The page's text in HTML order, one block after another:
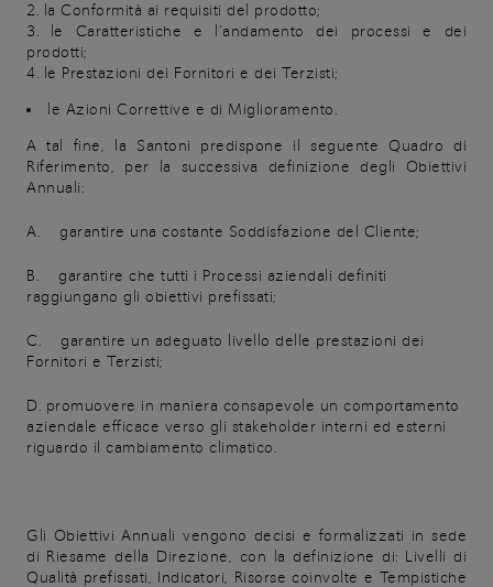
la Conformità ai requisiti del prodotto;
le Caratteristiche e l’andamento dei processi e dei
prodotti;
le Prestazioni dei Fornitori e dei Terzisti;
le Azioni Correttive e di Miglioramento.
A tal fine, la Santoni predispone il seguente Quadro di
Riferimento, per la successiva definizione degli Obiettivi
Annuali:
A. garantire una costante Soddisfazione del Cliente;
B. garantire che tutti i Processi aziendali definiti
raggiungano gli obiettivi prefissati;
C. garantire un adeguato livello delle prestazioni dei
Fornitori e Terzisti;
D. promuovere in maniera consapevole un comportamento
aziendale efficace verso gli stakeholder interni ed esterni
riguardo il cambiamento climatico.
Gli Obiettivi Annuali vengono decisi e formalizzati in sede
di Riesame della Direzione, con la definizione di: Livelli di
Qualità prefissati, Indicatori, Risorse coinvolte e Tempistiche